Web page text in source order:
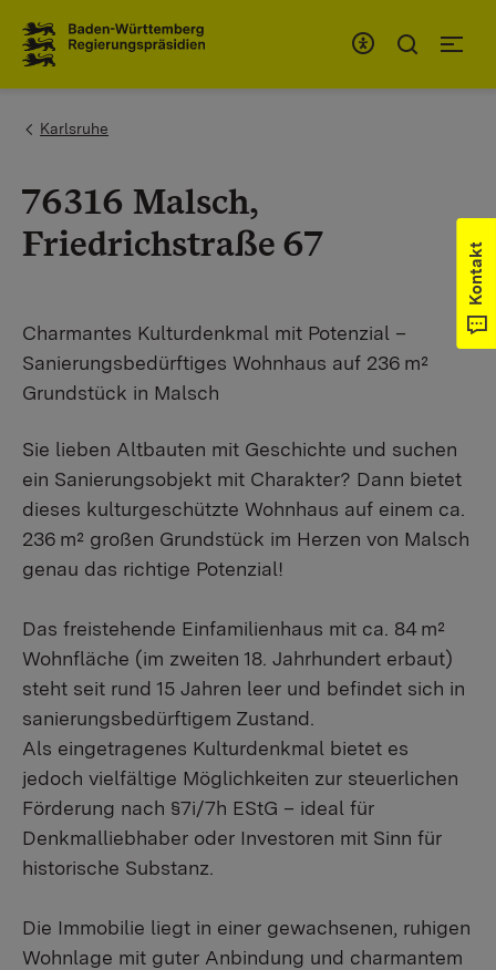
You are here:
Karlsruhe
76316 Malsch,
Friedrichstraße 67
Charmantes Kulturdenkmal mit Potenzial –
Sanierungsbedürftiges Wohnhaus auf 236 m²
Grundstück in Malsch
Sie lieben Altbauten mit Geschichte und suchen
ein Sanierungsobjekt mit Charakter? Dann bietet
dieses kulturgeschützte Wohnhaus auf einem ca.
236 m² großen Grundstück im Herzen von Malsch
genau das richtige Potenzial!
Das freistehende Einfamilienhaus mit ca. 84 m²
Wohnfläche (im zweiten 18. Jahrhundert erbaut)
steht seit rund 15 Jahren leer und befindet sich in
sanierungsbedürftigem Zustand.
Als eingetragenes Kulturdenkmal bietet es
jedoch vielfältige Möglichkeiten zur steuerlichen
Förderung nach §7i/7h EStG – ideal für
Denkmalliebhaber oder Investoren mit Sinn für
historische Substanz.
Die Immobilie liegt in einer gewachsenen, ruhigen
Wohnlage mit guter Anbindung und charmantem
Kontakt